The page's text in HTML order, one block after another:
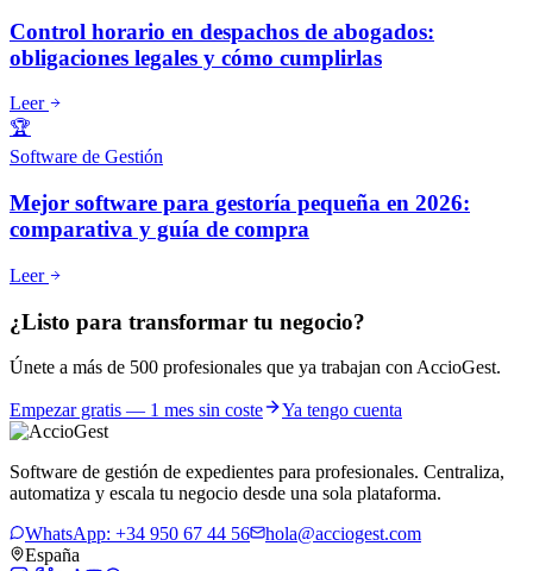
Control horario en despachos de abogados:
obligaciones legales y cómo cumplirlas
Leer
🏆
Software de Gestión
Mejor software para gestoría pequeña en 2026:
comparativa y guía de compra
Leer
¿Listo para transformar tu negocio?
Únete a más de 500 profesionales que ya trabajan con AccioGest.
Empezar gratis — 1 mes sin coste Ya tengo cuenta
Software de gestión de expedientes para profesionales. Centraliza,
automatiza y escala tu negocio desde una sola plataforma.
WhatsApp: +34 950 67 44 56
hola@acciogest.com
España